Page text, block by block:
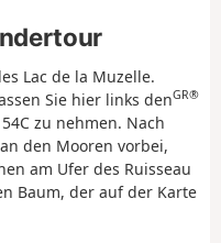
Lac de la Muzelle.
Sie hier links denGR®
54C zu nehmen. Nach
den Mooren vorbei,
am Ufer des Ruisseau
Baum, der auf der Karte